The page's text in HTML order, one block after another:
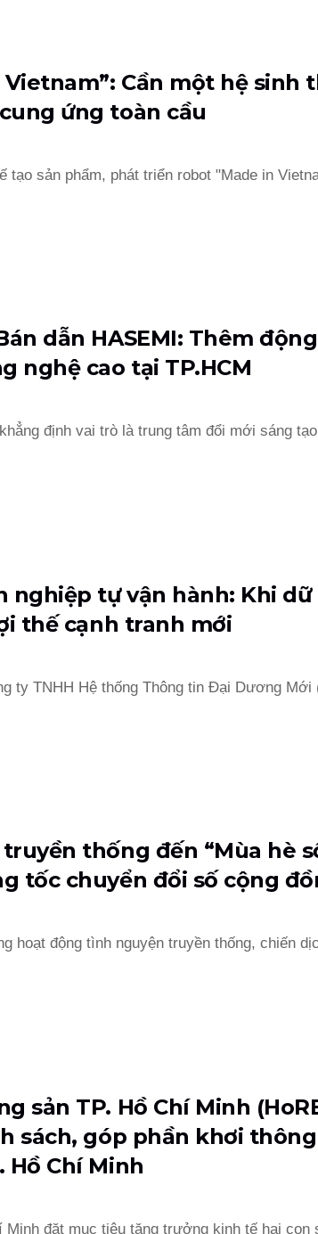
Vietnam”: Cần một hệ sinh
ứng toàn cầu
tạo sản phẩm, phát triển robot "Made in
dẫn HASEMI: Thêm
nghệ cao tại TP.HCM
định vai trò là trung tâm đổi mới sáng
nghiệp tự vận hành: Khi
thế cạnh tranh mới
ty TNHH Hệ thống Thông tin Đại Dương Mới
thống đến “Mùa hè
tốc chuyển đổi số cộng
hoạt động tình nguyện truyền thống, chiến
sản TP. Hồ Chí Minh
sách, góp phần khơi thông
Hồ Chí Minh
Minh đặt mục tiêu tăng trưởng kinh tế hai con